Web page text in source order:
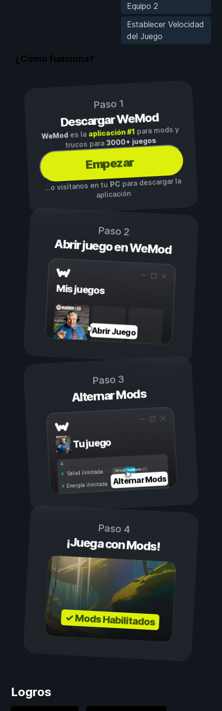
Equipo 2
Establecer Velocidad
del Juego
¿Cómo funciona?
Paso 1
Descargar WeMod
WeMod es la aplicación #1para mods y
trucos para3000+ juegos
Empezar
...o visítanos en tuPCpara descargar la
aplicación
Paso 2
Abrir juego en WeMod
Mis juegos
Abrir Juego
Paso 3
Alternar Mods
Tu juego
Activado
Desactivado
Salud ilimitada
Energía ilimitada Alternar Mods
Paso 4
¡Juega con Mods!
✓ Mods Habilitados
Logros